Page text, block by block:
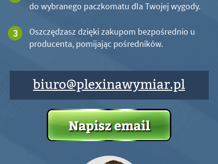
do wybranego paczkomatu dla Twojej wygody.
Oszczędzasz dzięki zakupom bezpośrednio u
producenta, pomijając pośredników.
biuro@plexinawymiar.pl